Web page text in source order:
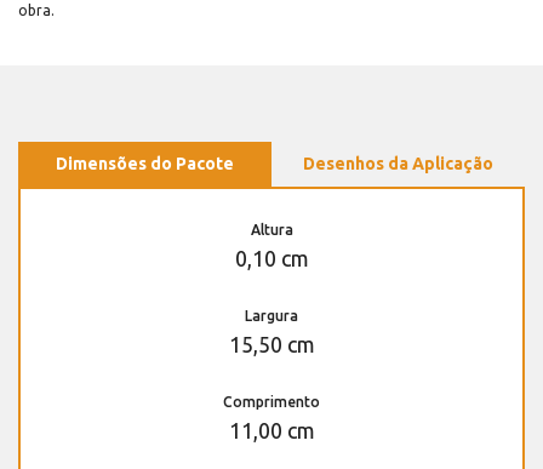
obra.
Dimensões do Pacote Desenhos da Aplicação
Altura
0,10 cm
Largura
15,50 cm
Comprimento
11,00 cm